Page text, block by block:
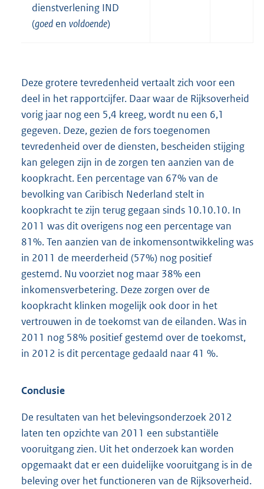
dienstverlening IND
(goed en voldoende)
Deze grotere tevredenheid vertaalt zich voor een
deel in het rapportcijfer. Daar waar de Rijksoverheid
vorig jaar nog een 5,4 kreeg, wordt nu een 6,1
gegeven. Deze, gezien de fors toegenomen
tevredenheid over de diensten, bescheiden stijging
kan gelegen zijn in de zorgen ten aanzien van de
koopkracht. Een percentage van 67% van de
bevolking van Caribisch Nederland stelt in
koopkracht te zijn terug gegaan sinds 10.10.10. In
2011 was dit overigens nog een percentage van
81%. Ten aanzien van de inkomensontwikkeling was
in 2011 de meerderheid (57%) nog positief
gestemd. Nu voorziet nog maar 38% een
inkomensverbetering. Deze zorgen over de
koopkracht klinken mogelijk ook door in het
vertrouwen in de toekomst van de eilanden. Was in
2011 nog 58% positief gestemd over de toekomst,
in 2012 is dit percentage gedaald naar 41 %.
Conclusie
De resultaten van het belevingsonderzoek 2012
laten ten opzichte van 2011 een substantiële
vooruitgang zien. Uit het onderzoek kan worden
opgemaakt dat er een duidelijke vooruitgang is in de
beleving over het functioneren van de Rijksoverheid.